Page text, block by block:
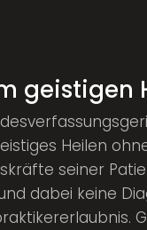
geistigen
Heilen
seiner
dabei keine